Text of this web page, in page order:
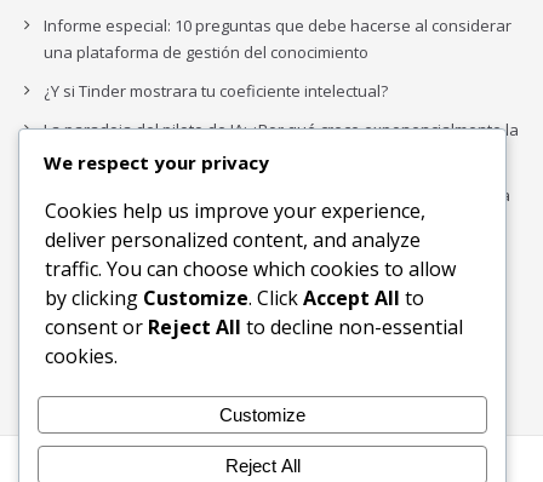
Informe especial: 10 preguntas que debe hacerse al considerar
una plataforma de gestión del conocimiento
¿Y si Tinder mostrara tu coeficiente intelectual?
La paradoja del piloto de IA: ¿Por qué crece exponencialmente la
complejidad de la IA empresarial?
Los organigramas de marketing se crearon para los canales. La
IA acaba de dejarlos obsoletos.
Buscar
Buscar
We respect your privacy
Cookies help us improve your experience,
deliver personalized content, and analyze
traffic. You can choose which cookies to allow
by clicking Customize. ClickAccept All to
consent or Reject All to decline non-essential
cookies.
Customize
Reject All